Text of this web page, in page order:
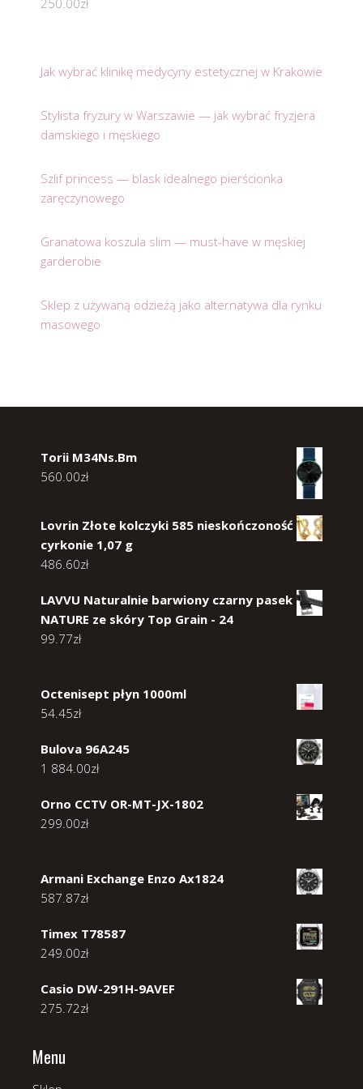
250.00zł
Jak wybrać klinikę medycyny estetycznej w Krakowie
Stylista fryzury w Warszawie — jak wybrać fryzjera
damskiego i męskiego
Szlif princess — blask idealnego pierścionka
zaręczynowego
Granatowa koszula slim — must-have w męskiej
garderobie
Sklep z używaną odzieżą jako alternatywa dla rynku
masowego
Torii M34Ns.Bm
560.00zł
Lovrin Złote kolczyki 585 nieskończoność
cyrkonie 1,07 g
486.60zł
LAVVU Naturalnie barwiony czarny pasek
NATURE ze skóry Top Grain - 24
99.77zł
Octenisept płyn 1000ml
54.45zł
Bulova 96A245
1 884.00zł
Orno CCTV OR-MT-JX-1802
299.00zł
Armani Exchange Enzo Ax1824
587.87zł
Timex T78587
249.00zł
Casio DW-291H-9AVEF
275.72zł
Menu